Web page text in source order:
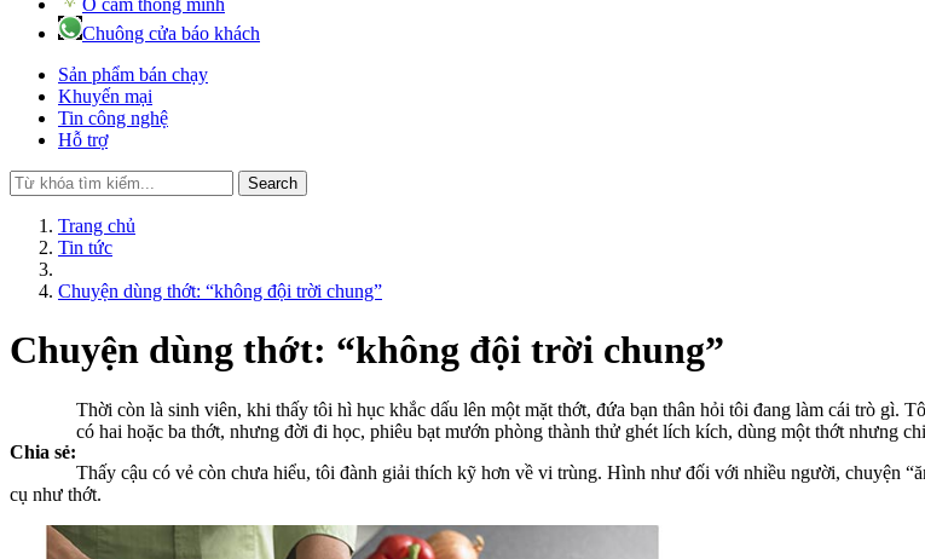
Ổ cắm thông minh
Chuông cửa báo khách
Sản phẩm bán chạy
Khuyến mại
Tin công nghệ
Hỗ trợ
Search
Trang chủ
Tin tức
Chuyện dùng thớt: “không đội trời chung”
Chuyện dùng thớt: “không đội trời chung”
Chia sẻ:
Thời còn là sinh viên, khi thấy tôi hì hục khắc dấu lên một mặt thớt, đứa bạn thân hỏi tôi đang làm cái trò gì.
có hai hoặc ba thớt, nhưng đời đi học, phiêu bạt mướn phòng thành thử ghét lích kích, dùng một thớt nhưng
Thấy cậu có vẻ còn chưa hiểu, tôi đành giải thích kỹ hơn về vi trùng. Hình như đối với nhiều người, chuyện
cụ như thớt.